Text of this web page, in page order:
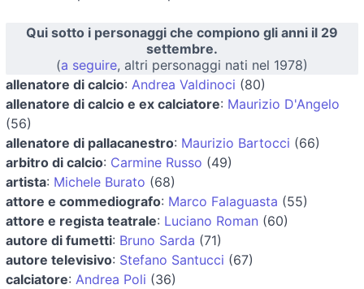
Qui sotto i personaggi che compiono gli anni il 29
settembre.
(a seguire, altri personaggi nati nel 1978)
allenatore di calcio: Andrea Valdinoci (80)
allenatore di calcio e ex calciatore: Maurizio D'Angelo
(56)
allenatore di pallacanestro: Maurizio Bartocci (66)
arbitro di calcio: Carmine Russo (49)
artista: Michele Burato (68)
attore e commediografo: Marco Falaguasta (55)
attore e regista teatrale: Luciano Roman (60)
autore di fumetti: Bruno Sarda (71)
autore televisivo: Stefano Santucci (67)
calciatore: Andrea Poli (36)